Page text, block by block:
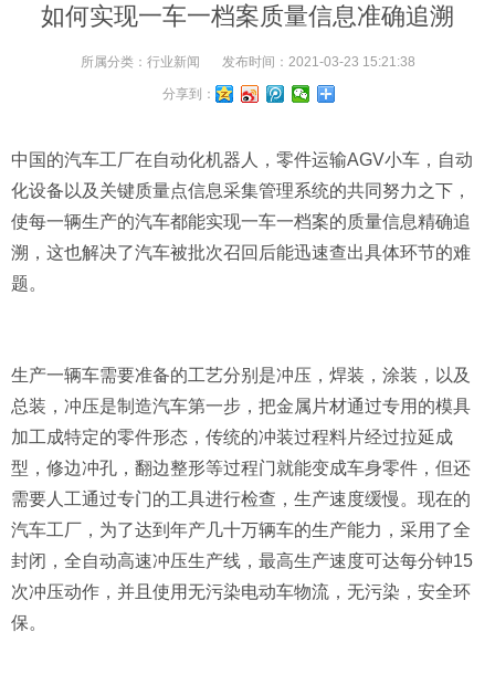
如何实现一车一档案质量信息准确追溯
所属分类： 行业新闻 发布时间： 2021-03-23 15:21:38
分享到：
中国的汽车工厂在自动化机器人，零件运输AGV小车，自动
化设备以及关键质量点信息采集管理系统的共同努力之下，
使每一辆生产的汽车都能实现一车一档案的质量信息精确追
溯，这也解决了汽车被批次召回后能迅速查出具体环节的难
题。
生产一辆车需要准备的工艺分别是冲压，焊装，涂装，以及
总装，冲压是制造汽车第一步，把金属片材通过专用的模具
加工成特定的零件形态，传统的冲装过程料片经过拉延成
型，修边冲孔，翻边整形等过程门就能变成车身零件，但还
需要人工通过专门的工具进行检查，生产速度缓慢。现在的
汽车工厂，为了达到年产几十万辆车的生产能力，采用了全
封闭，全自动高速冲压生产线，最高生产速度可达每分钟15
次冲压动作，并且使用无污染电动车物流，无污染，安全环
保。